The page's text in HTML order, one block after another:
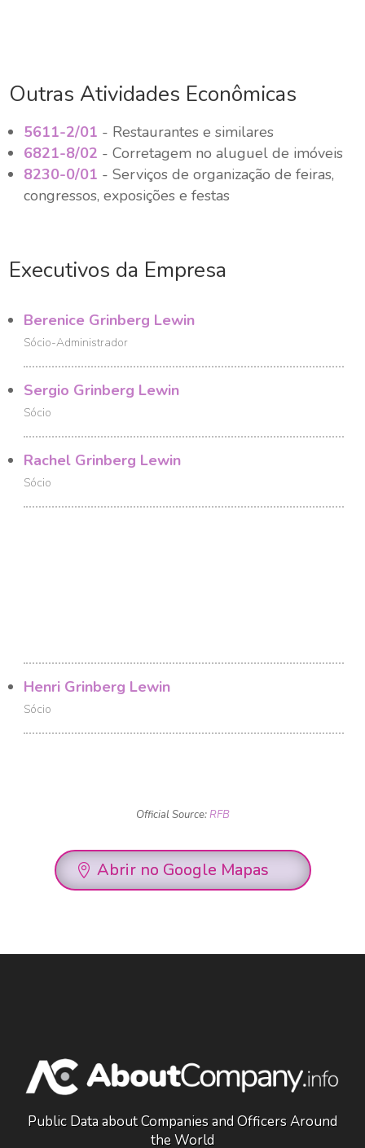
Outras Atividades Econômicas
5611-2/01 - Restaurantes e similares
6821-8/02 - Corretagem no aluguel de imóveis
8230-0/01 - Serviços de organização de feiras,
congressos, exposições e festas
Executivos da Empresa
Berenice Grinberg Lewin
Sócio-Administrador
Sergio Grinberg Lewin
Sócio
Rachel Grinberg Lewin
Sócio
Henri Grinberg Lewin
Sócio
Official Source:RFB
Abrir no Google Mapas
Public Data about Companies and Officers Around
the World